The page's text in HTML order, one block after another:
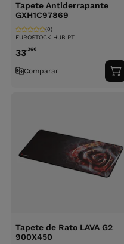
Tapete Antiderrapante
GXH1C97869
EUROSTOCK HUB PT
(0)
33,36€
Comparar
Tapete de Rato LAVA G2
900X450